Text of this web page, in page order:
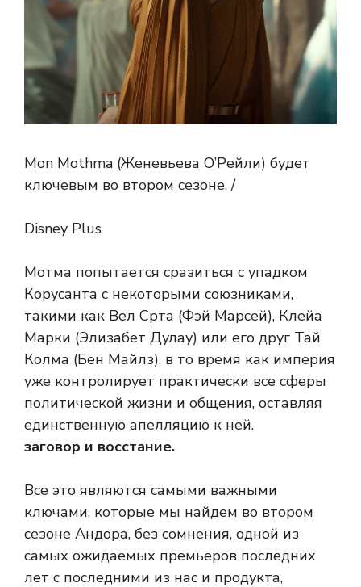
Mon Mothma (Женевьева О’Рейли) будет
ключевым во втором сезоне. /
Disney Plus
Мотма попытается сразиться с упадком
Корусанта с некоторыми союзниками,
такими как Вел Срта (Фэй Марсей), Клейа
Марки (Элизабет Дулау) или его друг Тай
Колма (Бен Майлз), в то время как империя
уже контролирует практически все сферы
политической жизни и общения, оставляя
единственную апелляцию к ней.
заговор и восстание.
Все это являются самыми важными
ключами, которые мы найдем во втором
сезоне Андора, без сомнения, одной из
самых ожидаемых премьеров последних
лет с последними из нас и продукта,